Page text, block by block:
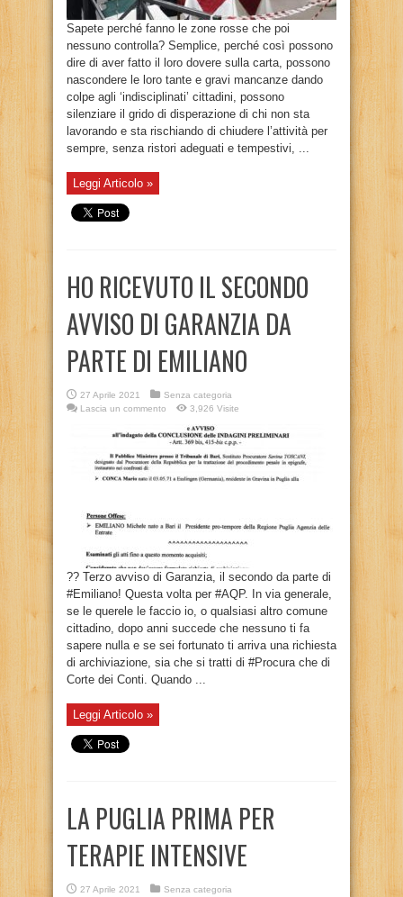
Sapete perché fanno le zone rosse che poi
nessuno controlla? Semplice, perché così possono
dire di aver fatto il loro dovere sulla carta, possono
nascondere le loro tante e gravi mancanze dando
colpe agli ‘indisciplinati’ cittadini, possono
silenziare il grido di disperazione di chi non sta
lavorando e sta rischiando di chiudere l’attività per
sempre, senza ristori adeguati e tempestivi, ...
Leggi Articolo »
HO RICEVUTO IL SECONDO
AVVISO DI GARANZIA DA
PARTE DI EMILIANO
27 Aprile 2021
Senza categoria
Lascia un commento
3,926 Visite
?? Terzo avviso di Garanzia, il secondo da parte di
#Emiliano! Questa volta per #AQP. In via generale,
se le querele le faccio io, o qualsiasi altro comune
cittadino, dopo anni succede che nessuno ti fa
sapere nulla e se sei fortunato ti arriva una richiesta
di archiviazione, sia che si tratti di #Procura che di
Corte dei Conti. Quando ...
Leggi Articolo »
LA PUGLIA PRIMA PER
TERAPIE INTENSIVE
27 Aprile 2021
Senza categoria